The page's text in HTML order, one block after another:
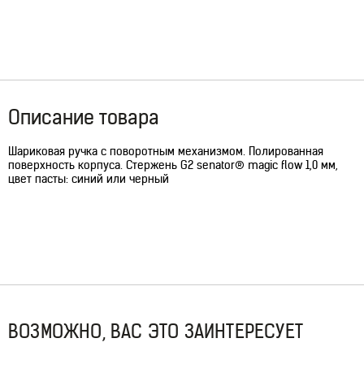
Описание товара
Шариковая ручка с поворотным механизмом. Полированная
поверхность корпуса. Стержень G2 senator® magic flow 1,0 мм,
цвет пасты: синий или черный
ВОЗМОЖНО, ВАС ЭТО ЗАИНТЕРЕСУЕТ